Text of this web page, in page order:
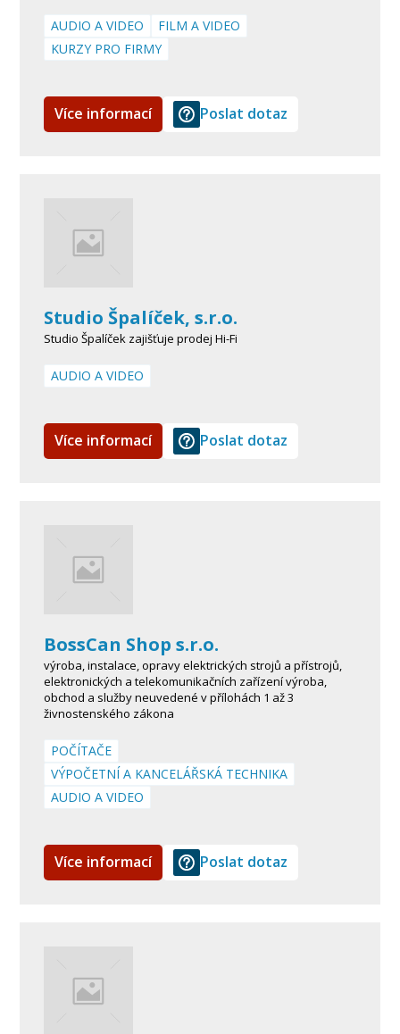
AUDIO A VIDEO
FILM A VIDEO
KURZY PRO FIRMY
Více informací Poslat dotaz
Studio Špalíček, s.r.o.
Studio Špalíček zajišťuje prodej Hi-Fi
AUDIO A VIDEO
Více informací Poslat dotaz
BossCan Shop s.r.o.
výroba, instalace, opravy elektrických strojů a přístrojů,
elektronických a telekomunikačních zařízení výroba,
obchod a služby neuvedené v přílohách 1 až 3
živnostenského zákona
POČÍTAČE
VÝPOČETNÍ A KANCELÁŘSKÁ TECHNIKA
AUDIO A VIDEO
Více informací Poslat dotaz